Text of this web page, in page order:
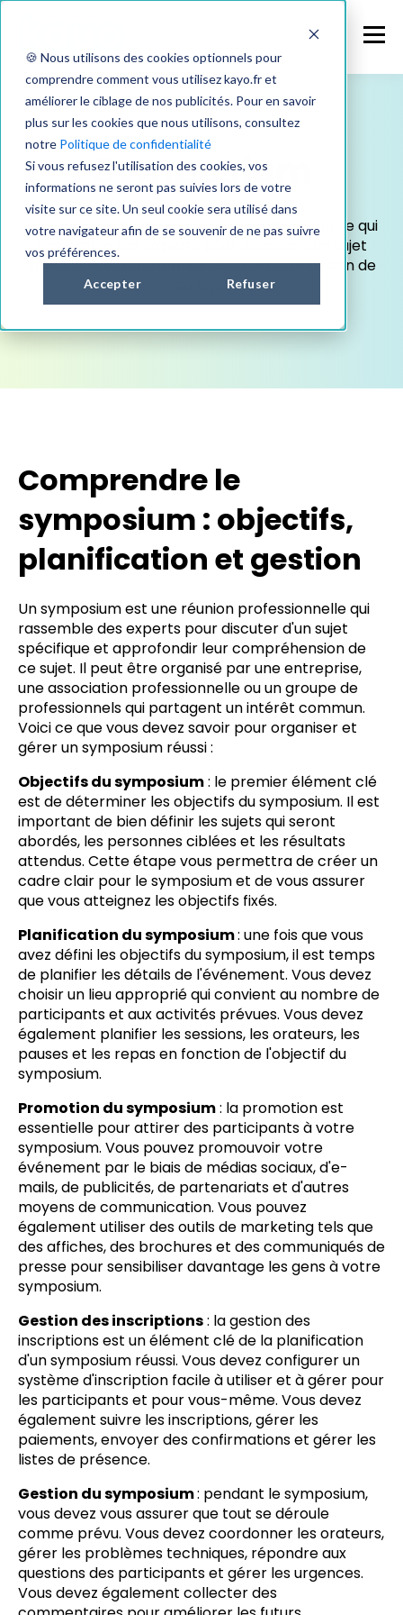
🍪 Nous utilisons des cookies optionnels pour
comprendre comment vous utilisez kayo.fr et
améliorer le ciblage de nos publicités. Pour en savoir
plus sur les cookies que nous utilisons, consultez
notre Politique de confidentialité
Si vous refusez l'utilisation des cookies, vos
informations ne seront pas suivies lors de votre
visite sur ce site. Un seul cookie sera utilisé dans
votre navigateur afin de se souvenir de ne pas suivre
vos préférences.
Accepter Refuser
Symposium
Un symposium est une réunion professionnelle qui
rassemble des experts pour discuter d'un sujet
spécifique et approfondir leur compréhension de
ce sujet
Comprendre le
symposium : objectifs,
planification et gestion
Un symposium est une réunion professionnelle qui
rassemble des experts pour discuter d'un sujet
spécifique et approfondir leur compréhension de
ce sujet. Il peut être organisé par une entreprise,
une association professionnelle ou un groupe de
professionnels qui partagent un intérêt commun.
Voici ce que vous devez savoir pour organiser et
gérer un symposium réussi :
Objectifs du symposium: le premier élément clé
est de déterminer les objectifs du symposium. Il est
important de bien définir les sujets qui seront
abordés, les personnes ciblées et les résultats
attendus. Cette étape vous permettra de créer un
cadre clair pour le symposium et de vous assurer
que vous atteignez les objectifs fixés.
Planification du symposium: une fois que vous
avez défini les objectifs du symposium, il est temps
de planifier les détails de l'événement. Vous devez
choisir un lieu approprié qui convient au nombre de
participants et aux activités prévues. Vous devez
également planifier les sessions, les orateurs, les
pauses et les repas en fonction de l'objectif du
symposium.
Promotion du symposium: la promotion est
essentielle pour attirer des participants à votre
symposium. Vous pouvez promouvoir votre
événement par le biais de médias sociaux, d'e-
mails, de publicités, de partenariats et d'autres
moyens de communication. Vous pouvez
également utiliser des outils de marketing tels que
des affiches, des brochures et des communiqués de
presse pour sensibiliser davantage les gens à votre
symposium.
Gestion des inscriptions: la gestion des
inscriptions est un élément clé de la planification
d'un symposium réussi. Vous devez configurer un
système d'inscription facile à utiliser et à gérer pour
les participants et pour vous-même. Vous devez
également suivre les inscriptions, gérer les
paiements, envoyer des confirmations et gérer les
listes de présence.
Gestion du symposium: pendant le symposium,
vous devez vous assurer que tout se déroule
comme prévu. Vous devez coordonner les orateurs,
gérer les problèmes techniques, répondre aux
questions des participants et gérer les urgences.
Vous devez également collecter des